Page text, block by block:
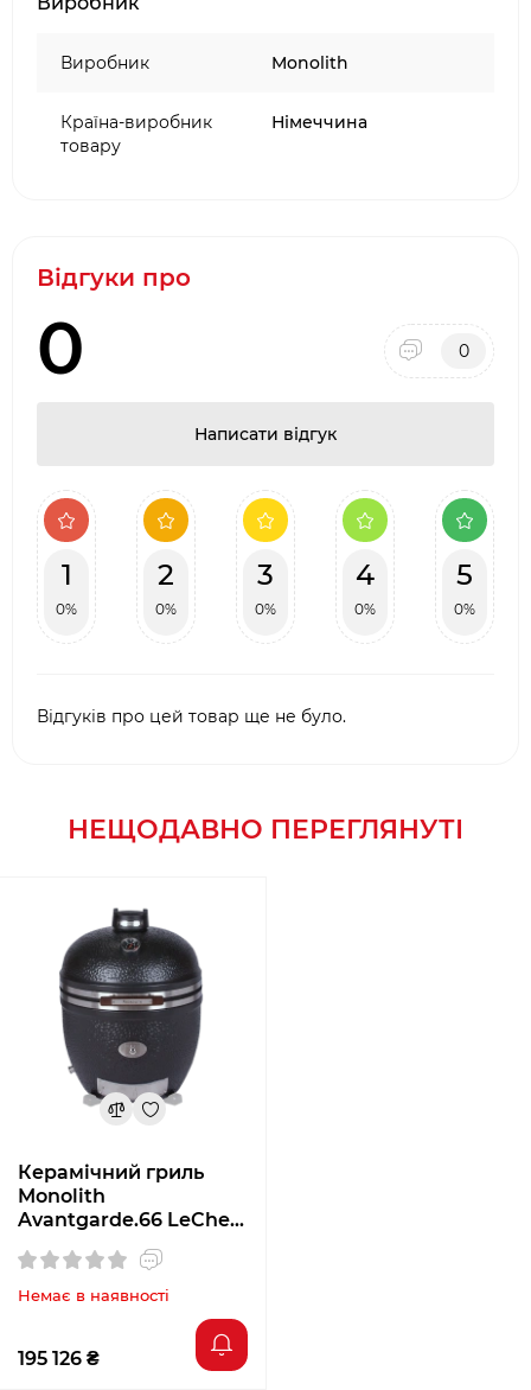
Виробник Monolith
Країна-виробник
товару
Німеччина
Відгуки про
0 0
Написати відгук
1
0%
2
0%
3
0%
4
0%
5
0%
Відгуків про цей товар ще не було.
НЕЩОДАВНО ПЕРЕГЛЯНУТІ
Керамічний гриль
Monolith
Avantgarde.66 LeChef
Немає в наявності
195 126 ₴